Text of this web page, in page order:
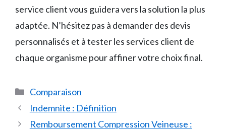
service client vous guidera vers la solution la plus
adaptée. N’hésitez pas à demander des devis
personnalisés et à tester les services client de
chaque organisme pour affiner votre choix final.
Catégories
Comparaison
Indemnite : Définition
Remboursement Compression Veineuse :